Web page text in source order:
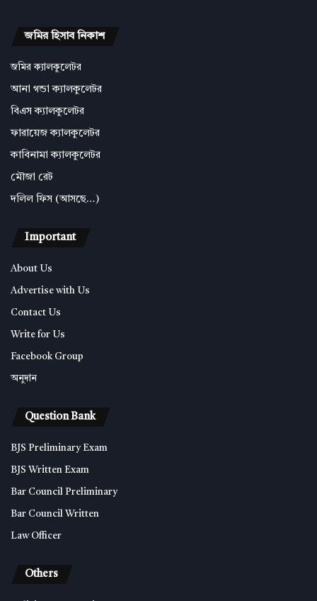
জমির হিসাব নিকাশ
জমির ক্যালকুলেটর
আনা গন্ডা ক্যালকুলেটর
বিএস ক্যালকুলেটর
ফারায়েজ ক্যালকুলেটর
কাবিনামা ক্যালকুলেটর
মৌজা রেট
দলিল ফিস (আসছে…)
Important
About Us
Advertise with Us
Contact Us
Write for Us
Facebook Group
অনুদান
Question Bank
BJS Preliminary Exam
BJS Written Exam
Bar Council Preliminary
Bar Council Written
Law Officer
Others